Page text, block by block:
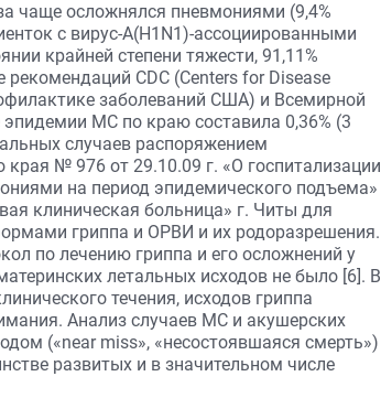
чаще осложнялся пневмониями (9,4%
с вирус-A(H1N1)-ассоциированными
крайней степени тяжести, 91,11%
CDC (Centers for Disease
заболеваний США) и Всемирной
МС по краю составила 0,36% (3
случаев распоряжением
№ 976 от 29.10.09 г. «О госпитализации
на период эпидемического подъема»
клиническая больница» г. Читы для
гриппа и ОРВИ и их родоразрешения.
по лечению гриппа и его осложнений у
летальных исходов не было [6]. В
течения, исходов гриппа
Анализ случаев МС и акушерских
(«near miss», «несостоявшаяся смерть»)
развитых и в значительном числе